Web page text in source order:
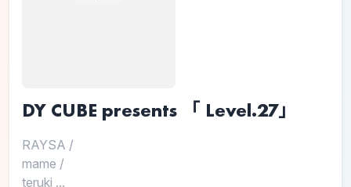
DY CUBE presents 「 Level.27」
RAYSA /
mame /
teruki ...